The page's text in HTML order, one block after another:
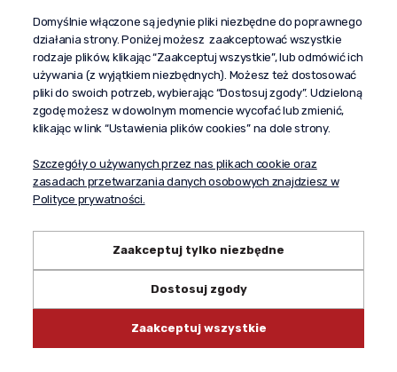
Pomoc
Dostawa
Moje konto
O firmie
Domyślnie włączone są jedynie pliki niezbędne do poprawnego
działania strony. Poniżej możesz zaakceptować wszystkie
rodzaje plików, klikając “Zaakceptuj wszystkie”, lub odmówić ich
używania (z wyjątkiem niezbędnych). Możesz też dostosować
pliki do swoich potrzeb, wybierając “Dostosuj zgody”. Udzieloną
zgodę możesz w dowolnym momencie wycofać lub zmienić,
klikając w link “Ustawienia plików cookies” na dole strony.
Szczegóły o używanych przez nas plikach cookie oraz
zasadach przetwarzania danych osobowych znajdziesz w
Polityce prywatności.
Zaakceptuj tylko niezbędne
Dostosuj zgody
Zaakceptuj wszystkie